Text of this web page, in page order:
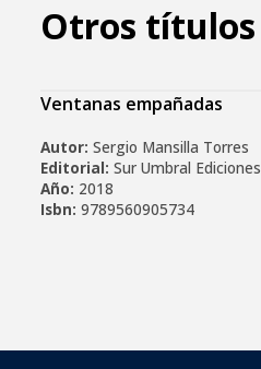
Otros títulos
Ventanas empañadas
Autor: Sergio Mansilla Torres
Editorial: Sur Umbral Ediciones
Año: 2018
Isbn: 9789560905734